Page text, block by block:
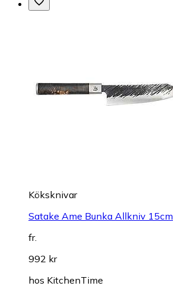
Köksknivar
Satake Ame Bunka Allkniv 15cm
fr.
992 kr
hos KitchenTime